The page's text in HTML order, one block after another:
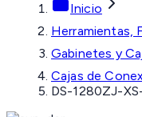
Inicio
Herramientas,
Gabinetes y
Cajas de
DS-1280ZJ-